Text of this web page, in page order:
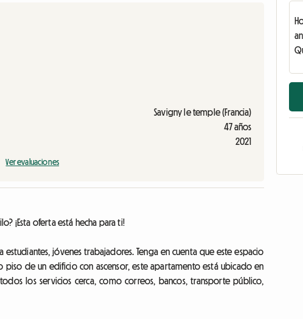
Savigny le temple (Francia)
47 años
2021
Ver evaluaciones
¡Esta oferta está hecha para ti!
jóvenes trabajadores. Tenga en cuenta que este espacio
piso de un edificio con ascensor, este apartamento está ubicado en
los servicios cerca, como correos, bancos, transporte público,